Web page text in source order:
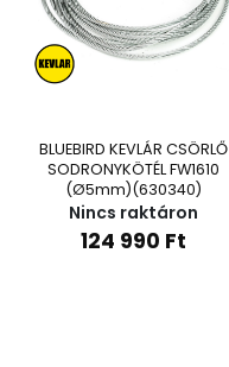
BLUEBIRD KEVLÁR CSÖRLŐ
SODRONYKÖTÉL FW1610
(Ø5mm)(630340)
Nincs raktáron
124 990 Ft